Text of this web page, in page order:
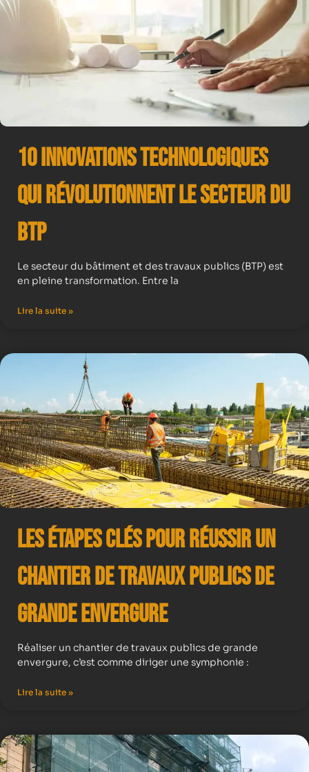
10 Innovations Technologiques
qui Révolutionnent le Secteur du
BTP
Le secteur du bâtiment et des travaux publics (BTP) est
en pleine transformation. Entre la
Lire la suite »
Les Étapes Clés pour Réussir un
Chantier de Travaux Publics de
Grande Envergure
Réaliser un chantier de travaux publics de grande
envergure, c’est comme diriger une symphonie :
Lire la suite »